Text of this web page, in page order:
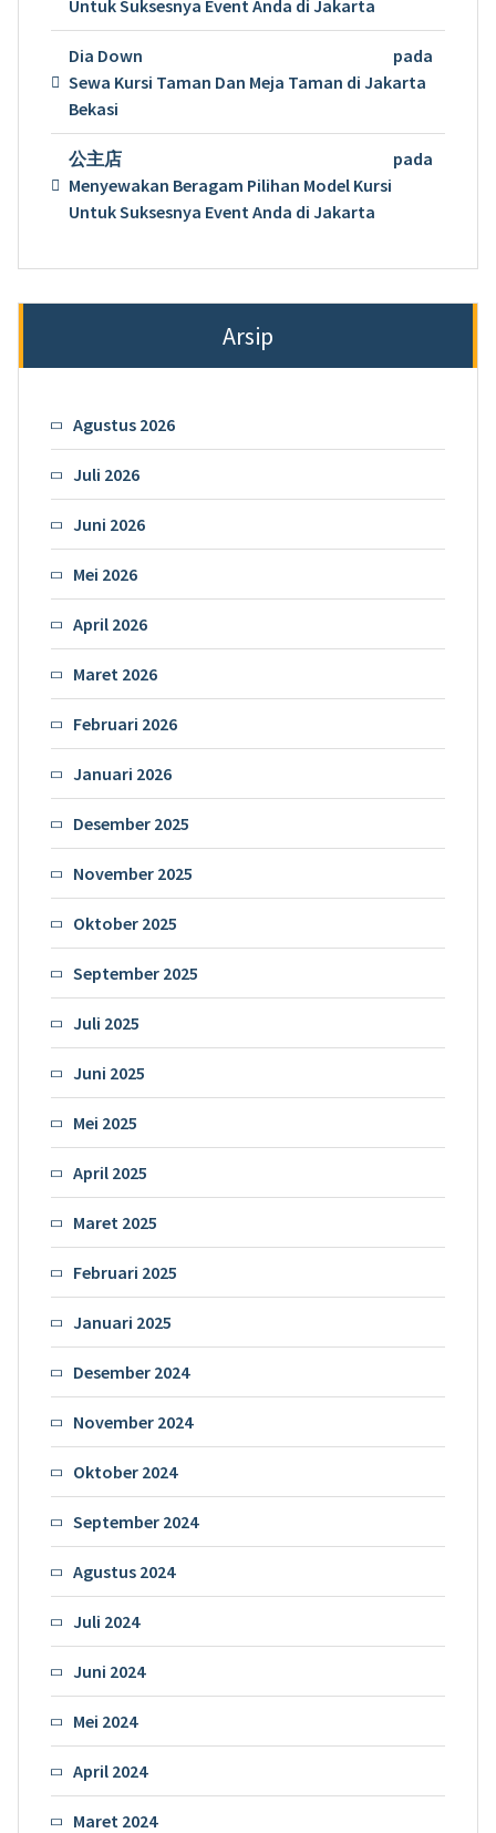
Untuk Suksesnya Event Anda di Jakarta
Dia Down
pada
Sewa Kursi Taman Dan Meja Taman di Jakarta
Bekasi
公主店
pada
Menyewakan Beragam Pilihan Model Kursi
Untuk Suksesnya Event Anda di Jakarta
Arsip
Agustus 2026
Juli 2026
Juni 2026
Mei 2026
April 2026
Maret 2026
Februari 2026
Januari 2026
Desember 2025
November 2025
Oktober 2025
September 2025
Juli 2025
Juni 2025
Mei 2025
April 2025
Maret 2025
Februari 2025
Januari 2025
Desember 2024
November 2024
Oktober 2024
September 2024
Agustus 2024
Juli 2024
Juni 2024
Mei 2024
April 2024
Maret 2024